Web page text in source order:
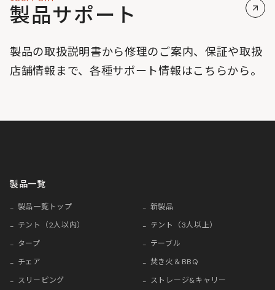
製品サポート
製品の取扱説明書から修理のご案内、保証や取扱
店舗情報まで、各種サポート情報はこちらから。
製品一覧
製品一覧トップ
新製品
テント（2人以内）
テント（3人以上）
タープ
テーブル
チェア
焚き火＆BBQ
スリーピング
ストレージ&キャリー